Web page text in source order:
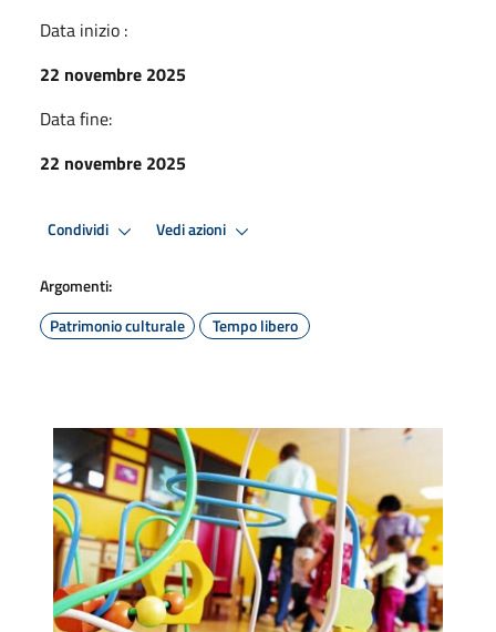
Data inizio :
22 novembre 2025
Data fine:
22 novembre 2025
Condividi Vedi azioni
Argomenti:
Patrimonio culturale
Tempo libero